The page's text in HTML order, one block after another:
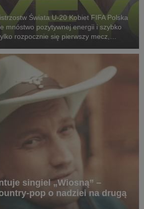
Świata U-20 Kobiet FIFA Polska
mnóstwo pozytywnej energii i szybko
rozpocznie się pierwszy mecz,
singiel „Wiosną” –
pop o nadziei na drugą